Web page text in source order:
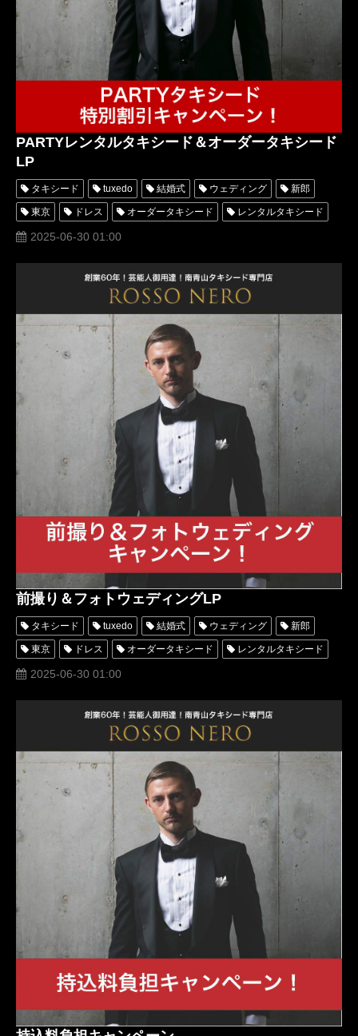
PARTYレンタルタキシード＆オーダータキシード
LP
タキシード tuxedo 結婚式 ウェディング 新郎
東京 ドレス オーダータキシード レンタルタキシード
パーティー 高級
2025-06-30 01:00
前撮り＆フォトウェディングLP
タキシード tuxedo 結婚式 ウェディング 新郎
東京 ドレス オーダータキシード レンタルタキシード
パーティー 高級
フォトウェディング 割引 blacktie
2025-06-30 01:00